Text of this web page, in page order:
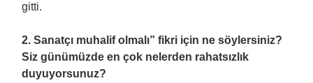
gitti.
2. Sanatçı muhalif olmalı” fikri için ne söylersiniz?
Siz günümüzde en çok nelerden rahatsızlık
duyuyorsunuz?